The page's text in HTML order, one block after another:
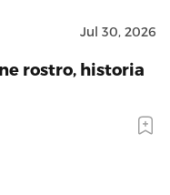
Jul 30, 2026
rostro, historia